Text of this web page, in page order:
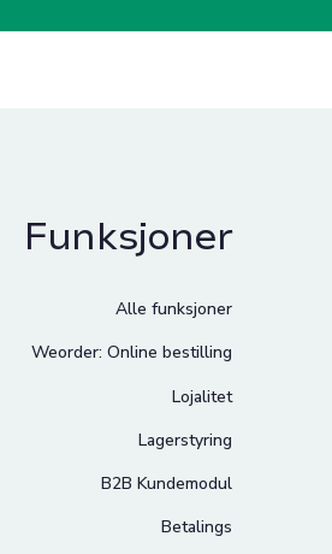
Funksjoner
Alle funksjoner
Weorder: Online bestilling
Lojalitet
Lagerstyring
B2B Kundemodul
Betalings